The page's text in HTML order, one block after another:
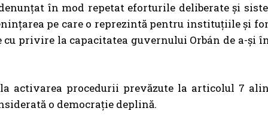
în mod repetat eforturile deliberate și
pe care o reprezintă pentru instituțiile și
privire la capacitatea guvernului Orbán de a-și
activarea procedurii prevăzute la articolul 7
o democrație deplină.